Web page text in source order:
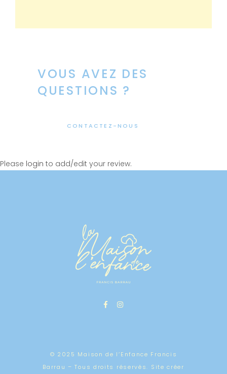
Brignoles, Var, Provence-
France
7h30-18h30
des Hermentaires, Pourrières,
Brignoles, Var, Provence-Alpes-
Côte d'Azur, Metropolitan
France, 83910, France
04 94 77 70 56 / 06 80 34 29 56
VOUS AVEZ DES
QUESTIONS ?
CONTACTEZ-NOUS
Please login to add/edit your review.
© 2025 Maison de l’Enfance Francis
Barrau – Tous droits réservés. Site créer